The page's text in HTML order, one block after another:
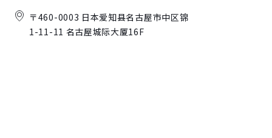
〒460-0003 日本爱知县名古屋市中区锦
1-11-11 名古屋城际大厦16F